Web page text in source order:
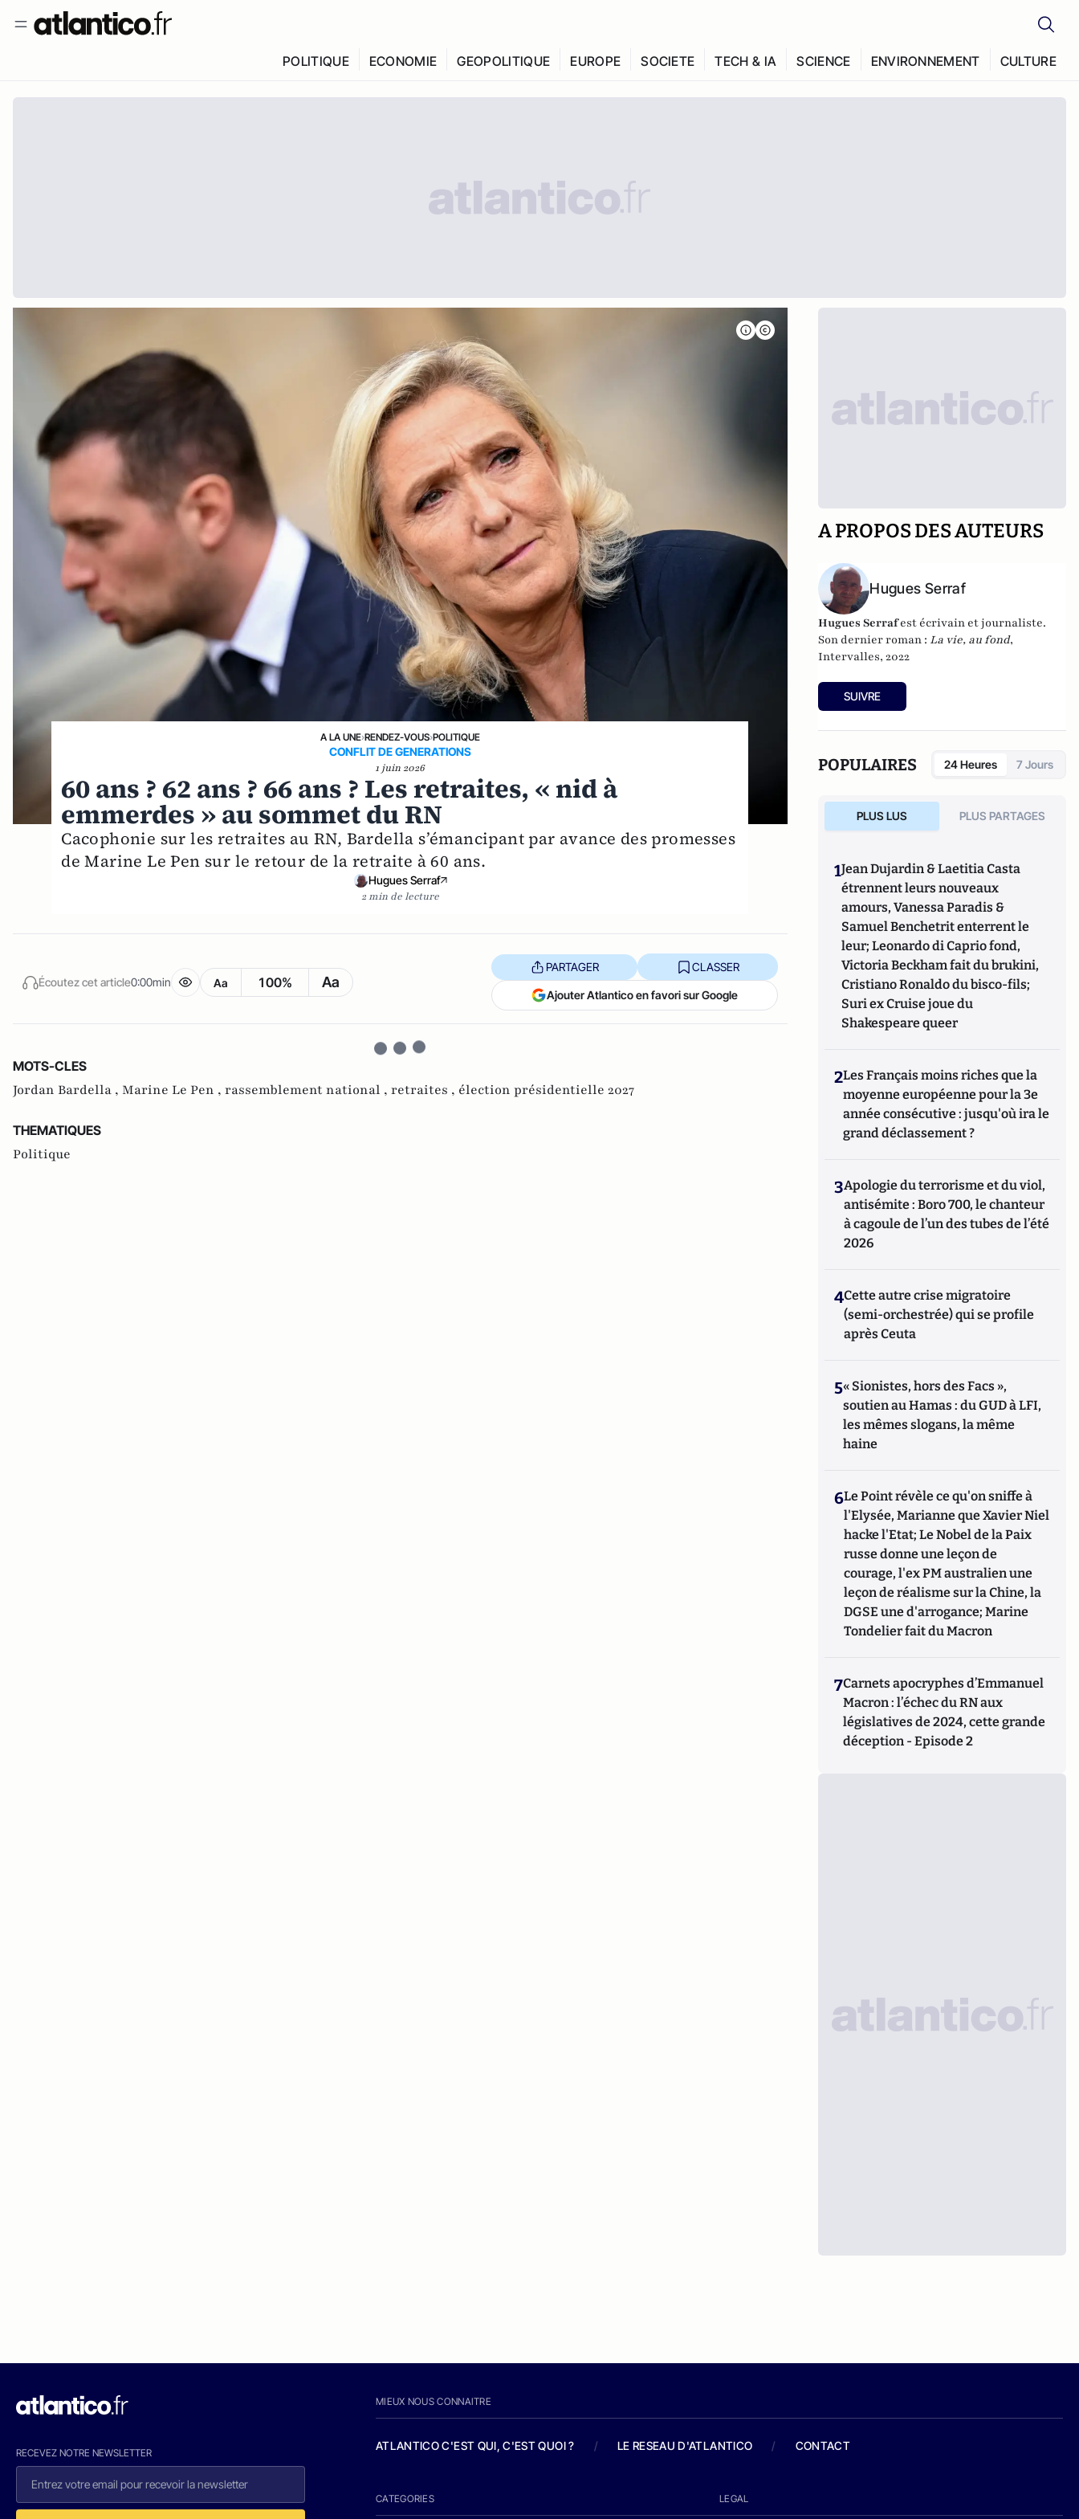
POLITIQUE ECONOMIE GEOPOLITIQUE EUROPE SOCIETE TECH & IA SCIENCE ENVIRONNEMENT CULTURE
A LA UNE›RENDEZ-VOUS›POLITIQUE
CONFLIT DE GENERATIONS
1 juin 2026
60 ans ? 62 ans ? 66 ans ? Les retraites, « nid à
emmerdes » au sommet du RN
Cacophonie sur les retraites au RN, Bardella s’émancipant par avance des promesses
de Marine Le Pen sur le retour de la retraite à 60 ans.
Hugues Serraf
2 min de lecture
Écoutez cet article0:00min Aa 100% Aa
PARTAGER CLASSER
Ajouter Atlantico en favori sur Google
MOTS-CLES
Jordan Bardella , Marine Le Pen , rassemblement national , retraites , élection présidentielle 2027
THEMATIQUES
Politique
A PROPOS DES AUTEURS
Hugues Serraf
Hugues Serrafest écrivain et journaliste.
Son dernier roman : La vie, au fond,
Intervalles, 2022
SUIVRE
POPULAIRES 24 Heures 7 Jours
PLUS LUS PLUS PARTAGES
1Jean Dujardin & Laetitia Casta
étrennent leurs nouveaux
amours, Vanessa Paradis &
Samuel Benchetrit enterrent le
leur; Leonardo di Caprio fond,
Victoria Beckham fait du brukini,
Cristiano Ronaldo du bisco-fils;
Suri ex Cruise joue du
Shakespeare queer
2Les Français moins riches que la
moyenne européenne pour la 3e
année consécutive : jusqu'où ira le
grand déclassement ?
3Apologie du terrorisme et du viol,
antisémite : Boro 700, le chanteur
à cagoule de l’un des tubes de l’été
2026
4Cette autre crise migratoire
(semi-orchestrée) qui se profile
après Ceuta
5« Sionistes, hors des Facs »,
soutien au Hamas : du GUD à LFI,
les mêmes slogans, la même
haine
6Le Point révèle ce qu'on sniffe à
l'Elysée, Marianne que Xavier Niel
hacke l'Etat; Le Nobel de la Paix
russe donne une leçon de
courage, l'ex PM australien une
leçon de réalisme sur la Chine, la
DGSE une d'arrogance; Marine
Tondelier fait du Macron
7Carnets apocryphes d’Emmanuel
Macron : l’échec du RN aux
législatives de 2024, cette grande
déception - Episode 2
RECEVEZ NOTRE NEWSLETTER
MIEUX NOUS CONNAITRE
ATLANTICO C'EST QUI, C'EST QUOI ? / LE RESEAU D'ATLANTICO / CONTACT
CATEGORIES LEGAL